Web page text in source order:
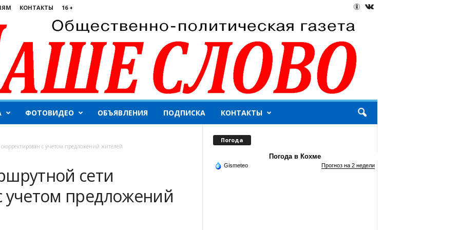
КОНТАКТЫ 16 +
ФОТОВИДЕО ОБЪЯВЛЕНИЯ ПОДПИСКА КОНТАКТЫ
с учетом предложений жителей
сети
учетом предложений
Погода
Погода в Кохме
Gismeteo Прогноз на 2 недели